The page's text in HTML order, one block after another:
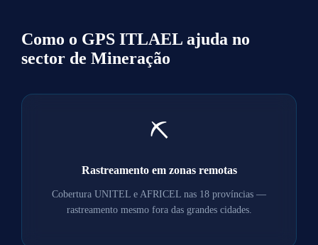
Como o GPS ITLAEL ajuda no
sector de Mineração
⛏️
Rastreamento em zonas remotas
Cobertura UNITEL e AFRICEL nas 18 províncias —
rastreamento mesmo fora das grandes cidades.